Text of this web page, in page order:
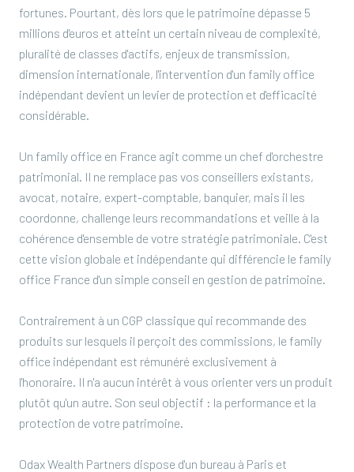
fortunes. Pourtant, dès lors que le patrimoine dépasse 5
millions d'euros et atteint un certain niveau de complexité,
pluralité de classes d'actifs, enjeux de transmission,
dimension internationale, l'intervention d'un family office
indépendant devient un levier de protection et d'efficacité
considérable.
Un family office en France agit comme un chef d'orchestre
patrimonial. Il ne remplace pas vos conseillers existants,
avocat, notaire, expert-comptable, banquier, mais il les
coordonne, challenge leurs recommandations et veille à la
cohérence d'ensemble de votre stratégie patrimoniale. C'est
cette vision globale et indépendante qui différencie le family
office France d'un simple conseil en gestion de patrimoine.
Contrairement à un CGP classique qui recommande des
produits sur lesquels il perçoit des commissions, le family
office indépendant est rémunéré exclusivement à
l'honoraire. Il n'a aucun intérêt à vous orienter vers un produit
plutôt qu'un autre. Son seul objectif : la performance et la
protection de votre patrimoine.
Odax Wealth Partners dispose d'un bureau à Paris et